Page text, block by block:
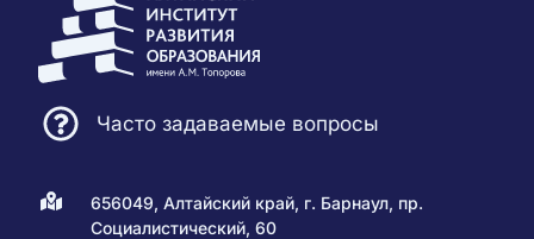
Часто задаваемые вопросы
656049, Алтайский край, г. Барнаул, пр.
Социалистический, 60